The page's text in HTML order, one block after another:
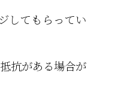
してもらってい
抗がある場合が